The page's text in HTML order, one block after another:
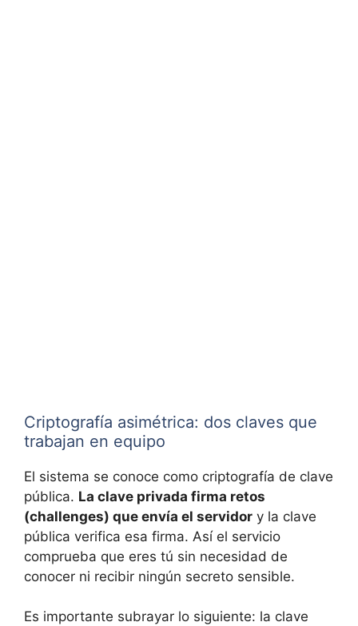
Criptografía asimétrica: dos claves que
trabajan en equipo
El sistema se conoce como criptografía de clave
pública. La clave privada firma retos
(challenges) que envía el servidor y la clave
pública verifica esa firma. Así el servicio
comprueba que eres tú sin necesidad de
conocer ni recibir ningún secreto sensible.
Es importante subrayar lo siguiente: la clave